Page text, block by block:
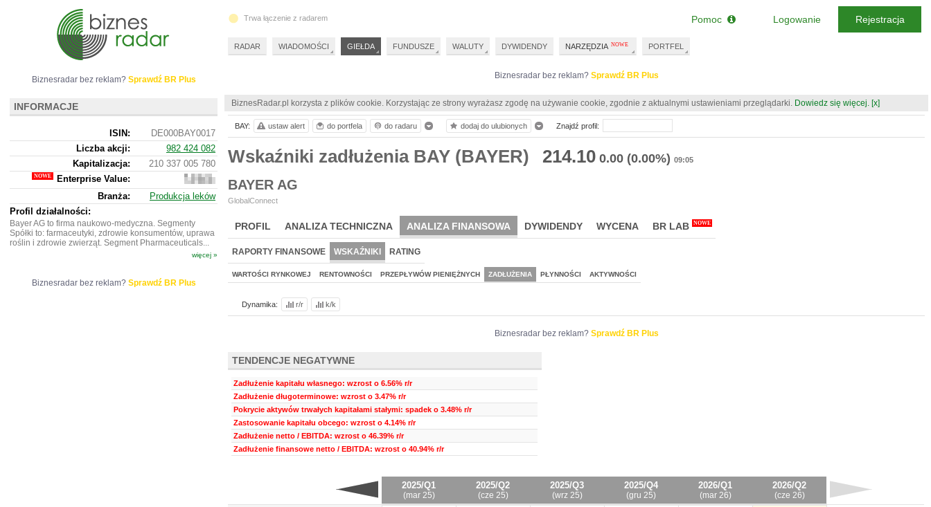
Biznesradar bez reklam? Sprawdź BR Plus
BiznesRadar.pl korzysta z plików cookie. Korzystając ze strony wyrażasz zgodę na używanie cookie, zgodnie z aktualnymi ustawieniami przeglądarki. Dowiedz się więcej. [x]
Wskaźniki zadłużenia BAY (BAYER) 214.10 0.00 (0.00%) 09:05
BAYER AG
GlobalConnect
PROFIL ANALIZA TECHNICZNA ANALIZA FINANSOWA DYWIDENDY WYCENA BR LAB NOWE
RAPORTY FINANSOWE WSKAŹNIKI RATING
WARTOŚCI RYNKOWEJ RENTOWNOŚCI PRZEPŁYWÓW PIENIĘŻNYCH ZADŁUŻENIA PŁYNNOŚCI AKTYWNOŚCI
Dynamika: r/r k/k
Biznesradar bez reklam? Sprawdź BR Plus
TENDENCJE NEGATYWNE
Zadłużenie kapitału własnego: wzrost o 6.56% r/r
Zadłużenie długoterminowe: wzrost o 3.47% r/r
Pokrycie aktywów trwałych kapitałami stałymi: spadek o 3.48% r/r
Zastosowanie kapitału obcego: wzrost o 4.14% r/r
Zadłużenie netto / EBITDA: wzrost o 46.39% r/r
Zadłużenie finansowe netto / EBITDA: wzrost o 40.94% r/r
2025/Q1
(mar 25)
2025/Q2
(cze 25)
2025/Q3
(wrz 25)
2025/Q4
(gru 25)
2026/Q1
(mar 26)
2026/Q2
(cze 26)
BAY: ustaw alert do portfela do radaru dodaj do ulubionych Znajdź profil:
Biznesradar bez reklam? Sprawdź BR Plus
INFORMACJE
ISIN:
DE000BAY0017
Liczba akcji:
982 424 082
Kapitalizacja:
210 337 005 780
Enterprise Value:
357
021
280
Branża:
Produkcja leków
Profil działalności:
Bayer AG to firma naukowo-medyczna. Segmenty
Spółki to: farmaceutyki, zdrowie konsumentów, uprawa
roślin i zdrowie zwierząt. Segment Pharmaceuticals...
więcej »
Biznesradar bez reklam? Sprawdź BR Plus
Trwa łączenie z radarem
RADAR WIADOMOŚCI GIEŁDA FUNDUSZE WALUTY DYWIDENDY NARZĘDZIA PORTFEL
Pomoc Logowanie Rejestracja